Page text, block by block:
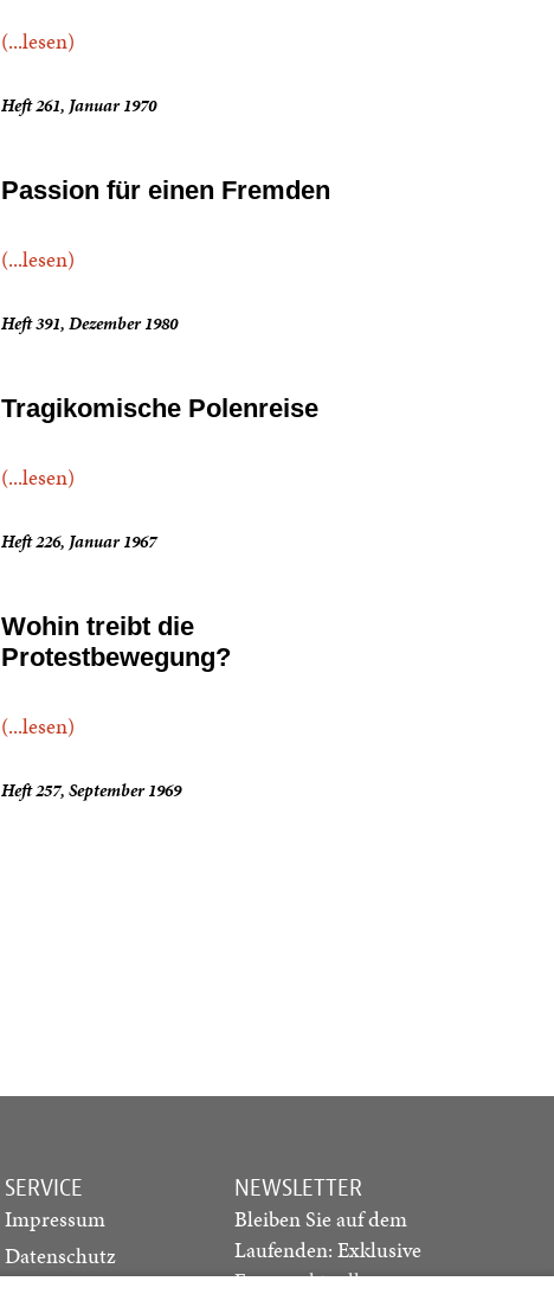
(...lesen)
Heft 261, Januar 1970
Passion für einen Fremden
(...lesen)
Heft 391, Dezember 1980
Tragikomische Polenreise
(...lesen)
Heft 226, Januar 1967
Wohin treibt die
Protestbewegung?
(...lesen)
Heft 257, September 1969
SERVICE
Impressum
Datenschutz
NEWSLETTER
Bleiben Sie auf dem
Laufenden: Exklusive
Essays, aktuelle